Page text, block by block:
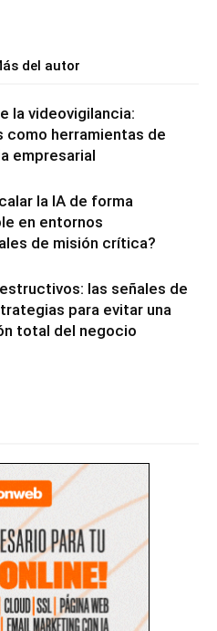
del autor
la videovigilancia:
como herramientas de
empresarial
la IA de forma
en entornos
de misión crítica?
las señales de
para evitar una
total del negocio